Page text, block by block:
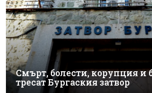
Смърт, болести, корупция и
тресат Бургаския затвор